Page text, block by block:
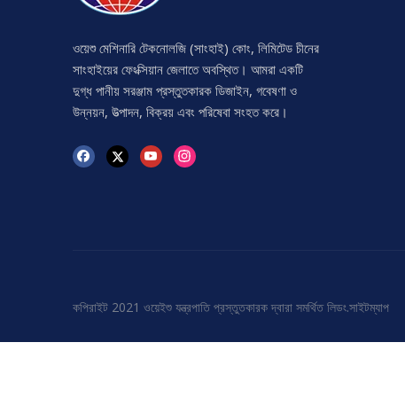
ওয়েশু মেশিনারি টেকনোলজি (সাংহাই) কোং, লিমিটেড চীনের
সাংহাইয়ের ফেংক্সিয়ান জেলাতে অবস্থিত। আমরা একটি
দুগ্ধ পানীয় সরঞ্জাম প্রস্তুতকারক ডিজাইন, গবেষণা ও
উন্নয়ন, উত্পাদন, বিক্রয় এবং পরিষেবা সংহত করে।
কপিরাইট 2021 ওয়েইশু যন্ত্রপাতি প্রস্তুতকারক দ্বারা সমর্থিত লিডং.সাইটম্যাপ